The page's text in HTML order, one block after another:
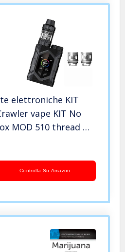
elettroniche KIT
vape KIT No
MOD 510 thread No
(nero)
Controlla Su Amazon